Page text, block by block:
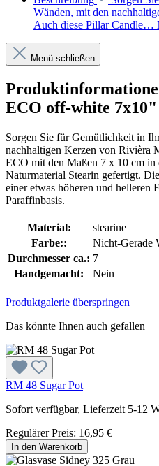
Wänden, mit den
Auch diese Pillar Candle…
Menü schließen
ECO off-white 7x10"
Sorgen Sie für Gemütlichkeit in
nachhaltigen Kerzen von Rivièra
ECO mit den Maßen 7 x 10 cm in
Naturmaterial Stearin gefertigt.
einer etwas höheren und helleren
Paraffinbasis.
Material:
stearine
Farbe::
Nicht-Gerade
Durchmesser ca.: 7
Handgemacht:
Nein
Produktgalerie überspringen
Das könnte Ihnen auch gefallen
RM 48 Sugar Pot
Sofort verfügbar, Lieferzeit 5-12
Regulärer Preis: 16,95 €
In den Warenkorb